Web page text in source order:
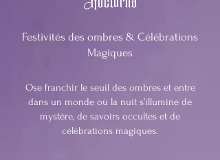
Festivités des ombres & Célébrations
Magiques
Ose franchir le seuil des ombres et entre
dans un monde où la nuit s’illumine de
mystère, de savoirs occultes et de
célébrations magiques.